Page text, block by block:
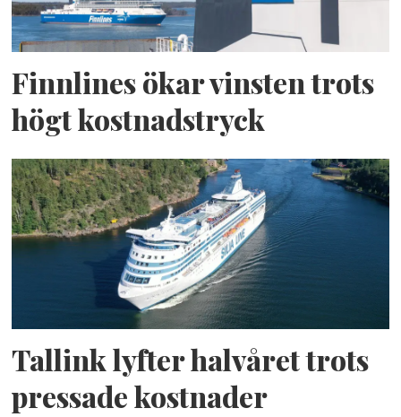
Finnlines ökar vinsten trots
högt kostnadstryck
Tallink lyfter halvåret trots
pressade kostnader